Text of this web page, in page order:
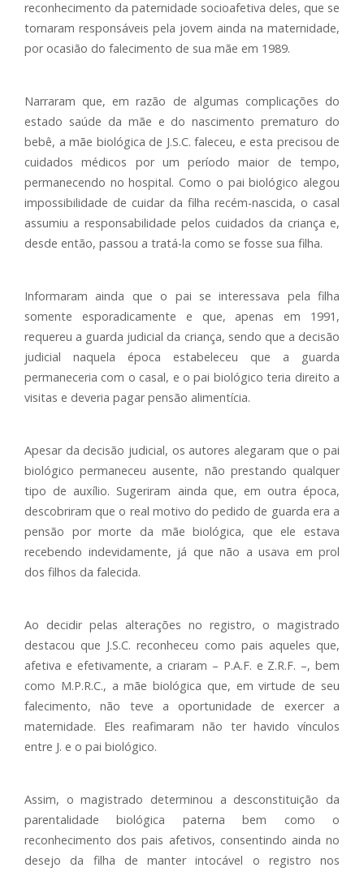
reconhecimento da paternidade socioafetiva deles, que se
tornaram responsáveis pela jovem ainda na maternidade,
por ocasião do falecimento de sua mãe em 1989.
Narraram que, em razão de algumas complicações do
estado saúde da mãe e do nascimento prematuro do
bebê, a mãe biológica de J.S.C. faleceu, e esta precisou de
cuidados médicos por um período maior de tempo,
permanecendo no hospital. Como o pai biológico alegou
impossibilidade de cuidar da filha recém-nascida, o casal
assumiu a responsabilidade pelos cuidados da criança e,
desde então, passou a tratá-la como se fosse sua filha.
Informaram ainda que o pai se interessava pela filha
somente esporadicamente e que, apenas em 1991,
requereu a guarda judicial da criança, sendo que a decisão
judicial naquela época estabeleceu que a guarda
permaneceria com o casal, e o pai biológico teria direito a
visitas e deveria pagar pensão alimentícia.
Apesar da decisão judicial, os autores alegaram que o pai
biológico permaneceu ausente, não prestando qualquer
tipo de auxílio. Sugeriram ainda que, em outra época,
descobriram que o real motivo do pedido de guarda era a
pensão por morte da mãe biológica, que ele estava
recebendo indevidamente, já que não a usava em prol
dos filhos da falecida.
Ao decidir pelas alterações no registro, o magistrado
destacou que J.S.C. reconheceu como pais aqueles que,
afetiva e efetivamente, a criaram – P.A.F. e Z.R.F. –, bem
como M.P.R.C., a mãe biológica que, em virtude de seu
falecimento, não teve a oportunidade de exercer a
maternidade. Eles reafimaram não ter havido vínculos
entre J. e o pai biológico.
Assim, o magistrado determinou a desconstituição da
parentalidade biológica paterna bem como o
reconhecimento dos pais afetivos, consentindo ainda no
desejo da filha de manter intocável o registro nos